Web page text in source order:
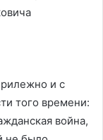
и с
того времени:
война,